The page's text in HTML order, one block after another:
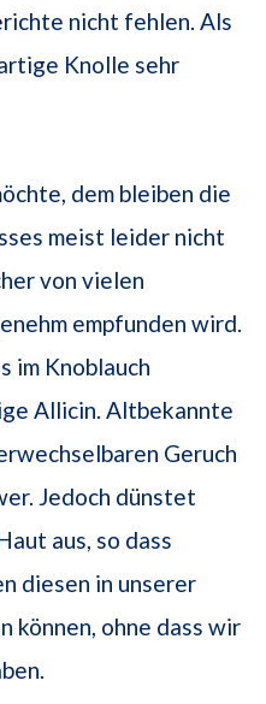
nicht fehlen. Als
Knolle sehr
dem bleiben die
meist leider nicht
von vielen
empfunden wird.
im Knoblauch
Allicin. Altbekannte
Geruch
Jedoch dünstet
aus, so dass
diesen in unserer
können, ohne dass wir